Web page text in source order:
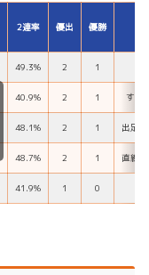
2連率 優出 優勝
49.3% 2 1
40.9% 2 1 すべ
48.1% 2 1 出足
48.7% 2 1 直線
41.9% 1 0